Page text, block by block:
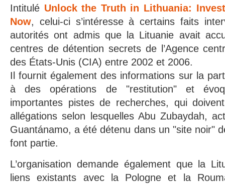
Intitulé Unlock the Truth in Lithuania:
Now, celui-ci s’intéresse à certains faits
autorités ont admis que la Lituanie avait
centres de détention secrets de l’Agence
des États-Unis (CIA) entre 2002 et 2006.
Il fournit également des informations sur la
à des opérations de "restitution" et
importantes pistes de recherches, qui
allégations selon lesquelles Abu Zubaydah,
Guantánamo, a été détenu dans un "site noir"
font partie.
L’organisation demande également que la
liens existants avec la Pologne et la